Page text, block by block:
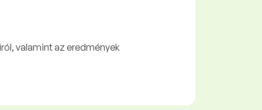
valamint az eredmények